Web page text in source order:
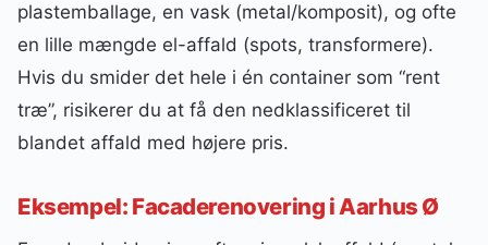
plastemballage, en vask (metal/komposit), og ofte
en lille mængde el-affald (spots, transformere).
Hvis du smider det hele i én container som “rent
træ”, risikerer du at få den nedklassificeret til
blandet affald med højere pris.
Eksempel: Facaderenovering i Aarhus Ø